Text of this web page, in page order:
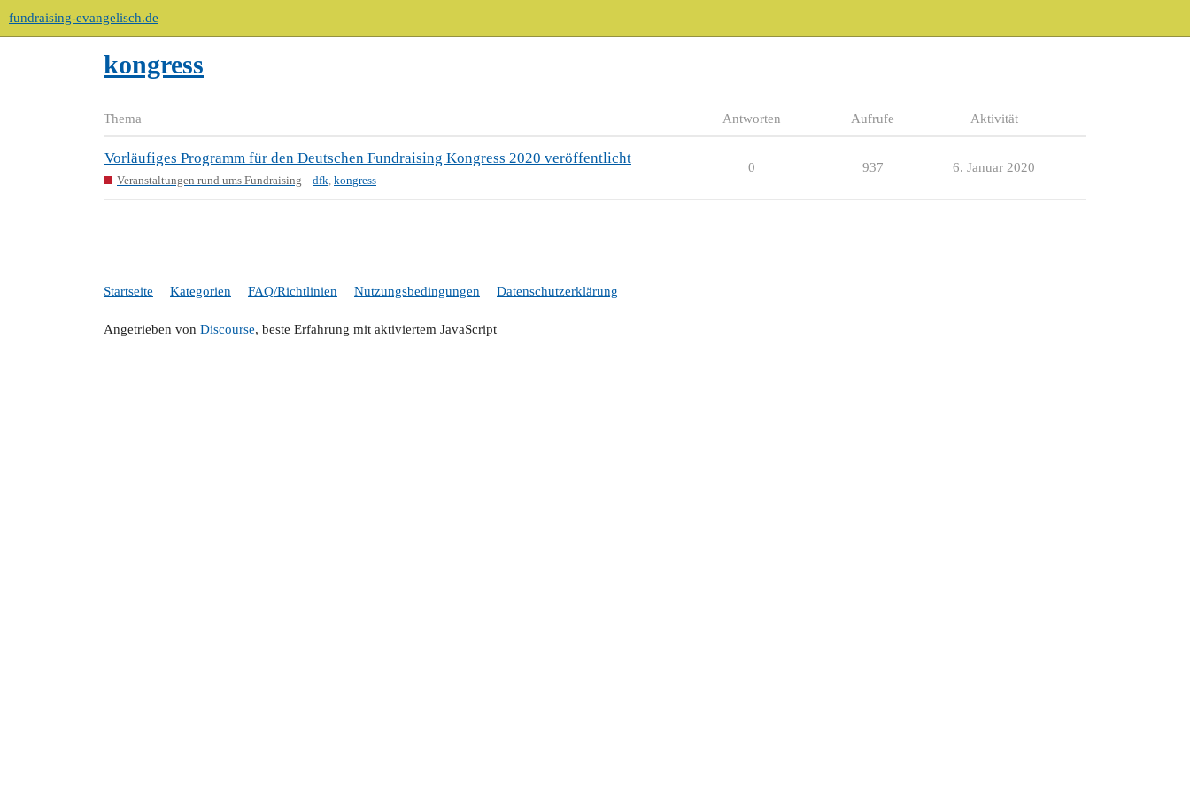
fundraising-evangelisch.de
kongress
Thema Antworten Aufrufe Aktivität
Vorläufiges Programm für den Deutschen Fundraising Kongress 2020 veröffentlicht
Veranstaltungen rund ums Fundraising dfk kongress
0 937 6. Januar 2020
Startseite Kategorien FAQ/Richtlinien Nutzungsbedingungen Datenschutzerklärung
Angetrieben von Discourse, beste Erfahrung mit aktiviertem JavaScript